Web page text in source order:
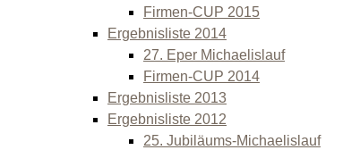
Firmen-CUP 2015
Ergebnisliste 2014
27. Eper Michaelislauf
Firmen-CUP 2014
Ergebnisliste 2013
Ergebnisliste 2012
25. Jubiläums-Michaelislauf